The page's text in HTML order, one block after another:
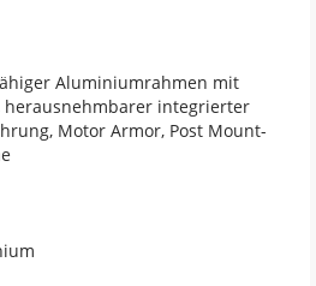
Aluminiumrahmen mit
herausnehmbarer integrierter
Motor Armor, Post Mount-